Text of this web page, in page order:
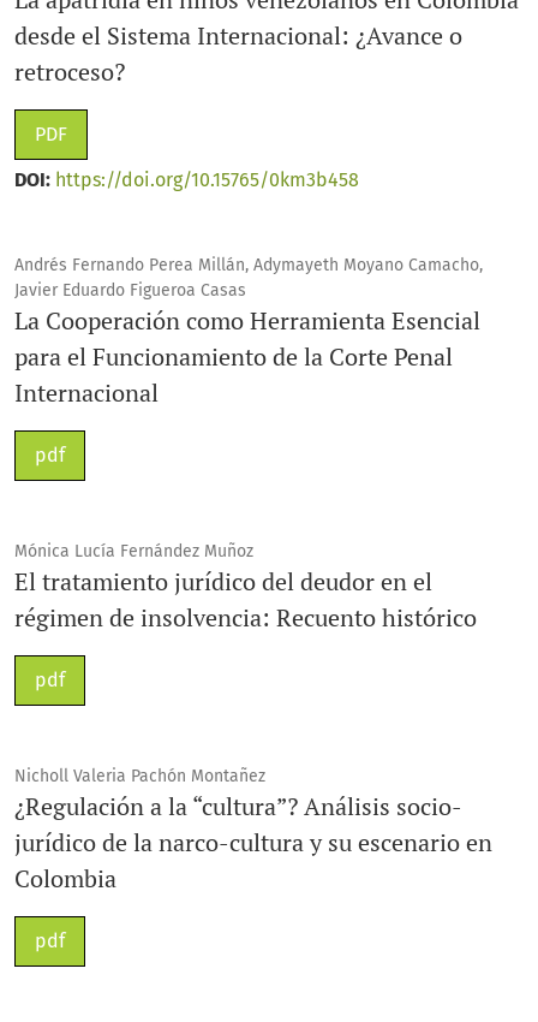
desde el Sistema Internacional: ¿Avance o
retroceso?
PDF
DOI: https://doi.org/10.15765/0km3b458
Andrés Fernando Perea Millán, Adymayeth Moyano Camacho,
Javier Eduardo Figueroa Casas
La Cooperación como Herramienta Esencial
para el Funcionamiento de la Corte Penal
Internacional
pdf
Mónica Lucía Fernández Muñoz
El tratamiento jurídico del deudor en el
régimen de insolvencia: Recuento histórico
pdf
Nicholl Valeria Pachón Montañez
¿Regulación a la “cultura”? Análisis socio-
jurídico de la narco-cultura y su escenario en
Colombia
pdf